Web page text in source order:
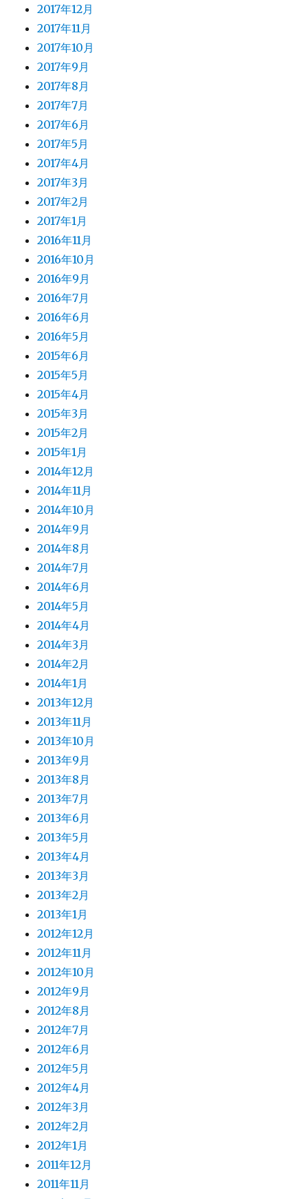
2017年12月
2017年11月
2017年10月
2017年9月
2017年8月
2017年7月
2017年6月
2017年5月
2017年4月
2017年3月
2017年2月
2017年1月
2016年11月
2016年10月
2016年9月
2016年7月
2016年6月
2016年5月
2015年6月
2015年5月
2015年4月
2015年3月
2015年2月
2015年1月
2014年12月
2014年11月
2014年10月
2014年9月
2014年8月
2014年7月
2014年6月
2014年5月
2014年4月
2014年3月
2014年2月
2014年1月
2013年12月
2013年11月
2013年10月
2013年9月
2013年8月
2013年7月
2013年6月
2013年5月
2013年4月
2013年3月
2013年2月
2013年1月
2012年12月
2012年11月
2012年10月
2012年9月
2012年8月
2012年7月
2012年6月
2012年5月
2012年4月
2012年3月
2012年2月
2012年1月
2011年12月
2011年11月